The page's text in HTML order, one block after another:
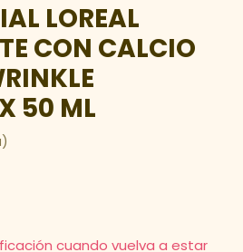
LOREAL
CON CALCIO
50 ML
cuando vuelva a estar